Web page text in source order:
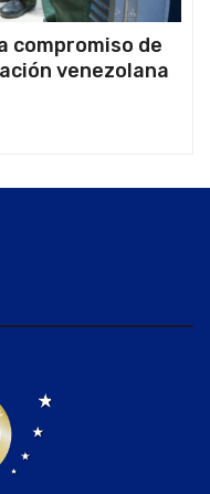
compromiso de
venezolana